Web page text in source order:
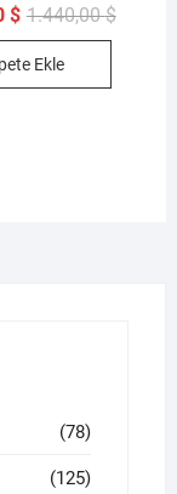
1.440,00$Orijinal
$
Şu
Ekle
(78)
(125)